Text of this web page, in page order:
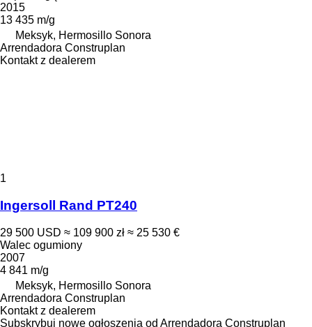
2015
13 435 m/g
Meksyk, Hermosillo Sonora
Arrendadora Construplan
Kontakt z dealerem
1
Ingersoll Rand PT240
29 500 USD ≈ 109 900 zł ≈ 25 530 €
Walec ogumiony
2007
4 841 m/g
Meksyk, Hermosillo Sonora
Arrendadora Construplan
Kontakt z dealerem
Subskrybuj nowe ogłoszenia od Arrendadora Construplan